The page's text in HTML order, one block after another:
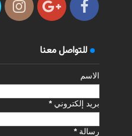
للتواصل معنا
الاسم
بريد إلكتروني*
رسالة*